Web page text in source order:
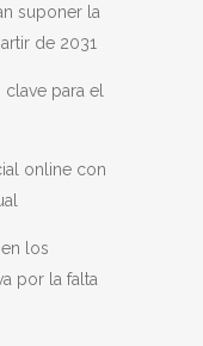
suponer la
de 2031
para el
online con
los
por la falta